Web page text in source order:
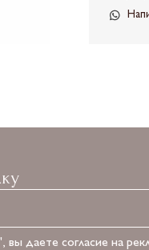
даете согласие на